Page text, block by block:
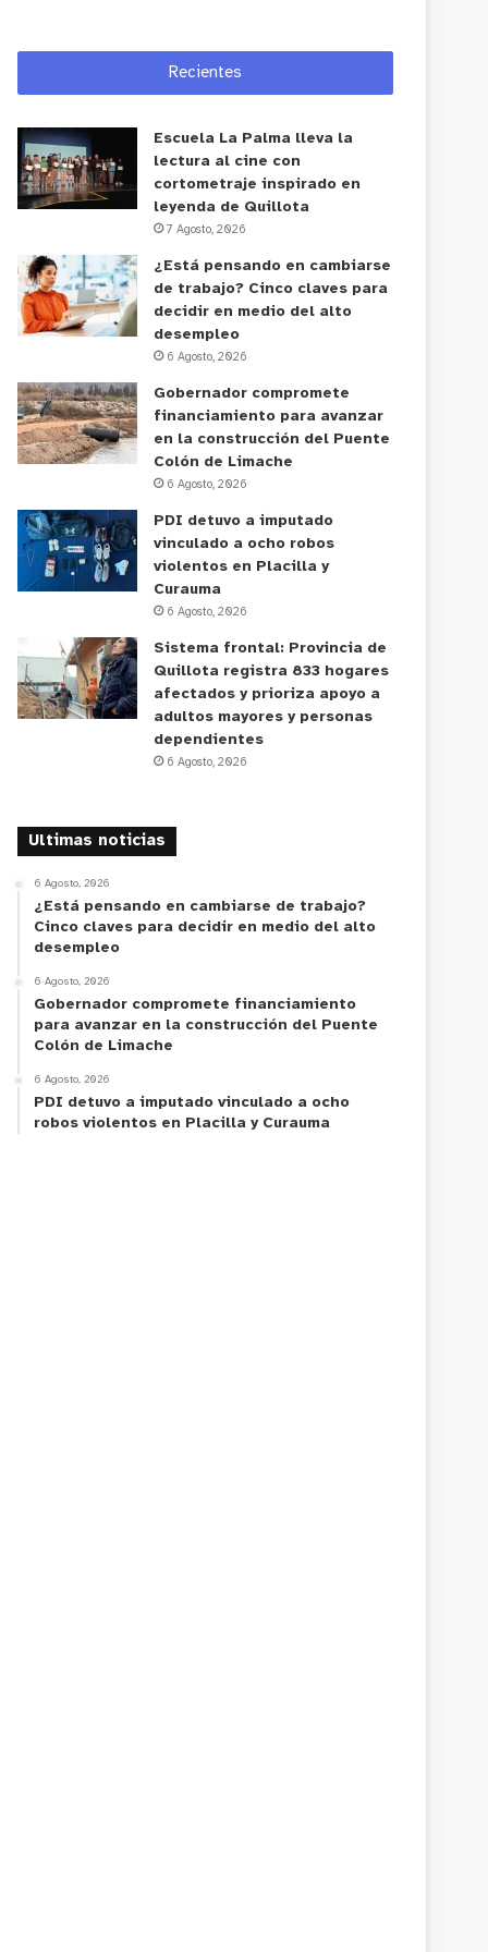
Recientes
Escuela La Palma lleva la
lectura al cine con
cortometraje inspirado en
leyenda de Quillota
7 Agosto, 2026
¿Está pensando en cambiarse
de trabajo? Cinco claves para
decidir en medio del alto
desempleo
6 Agosto, 2026
Gobernador compromete
financiamiento para avanzar
en la construcción del Puente
Colón de Limache
6 Agosto, 2026
PDI detuvo a imputado
vinculado a ocho robos
violentos en Placilla y
Curauma
6 Agosto, 2026
Sistema frontal: Provincia de
Quillota registra 833 hogares
afectados y prioriza apoyo a
adultos mayores y personas
dependientes
6 Agosto, 2026
Ultimas noticias
6 Agosto, 2026
¿Está pensando en cambiarse de trabajo?
Cinco claves para decidir en medio del alto
desempleo
6 Agosto, 2026
Gobernador compromete financiamiento
para avanzar en la construcción del Puente
Colón de Limache
6 Agosto, 2026
PDI detuvo a imputado vinculado a ocho
robos violentos en Placilla y Curauma